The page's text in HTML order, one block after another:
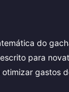
do
para
gastos